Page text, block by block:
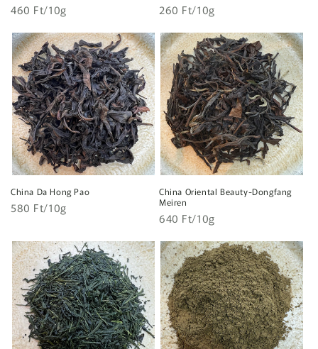
Normál
Egységár
460 Ft/10g
Normál
Egységár
260 Ft/10g
China Da Hong Pao
Normál
Egységár
580 Ft/10g
China Oriental Beauty-Dongfang
Meiren
Normál
Egységár
640 Ft/10g